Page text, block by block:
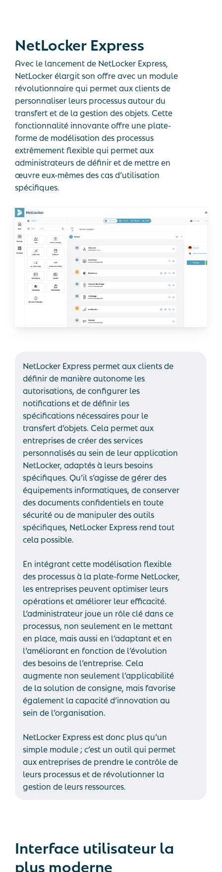
NetLocker Express
Avec le lancement de NetLocker Express,
NetLocker élargit son offre avec un module
révolutionnaire qui permet aux clients de
personnaliser leurs processus autour du
transfert et de la gestion des objets. Cette
fonctionnalité innovante offre une plate-
forme de modélisation des processus
extrêmement flexible qui permet aux
administrateurs de définir et de mettre en
œuvre eux-mêmes des cas d’utilisation
spécifiques.
NetLocker Express permet aux clients de
définir de manière autonome les
autorisations, de configurer les
notifications et de définir les
spécifications nécessaires pour le
transfert d’objets. Cela permet aux
entreprises de créer des services
personnalisés au sein de leur application
NetLocker, adaptés à leurs besoins
spécifiques. Qu’il s’agisse de gérer des
équipements informatiques, de conserver
des documents confidentiels en toute
sécurité ou de manipuler des outils
spécifiques, NetLocker Express rend tout
cela possible.
En intégrant cette modélisation flexible
des processus à la plate-forme NetLocker,
les entreprises peuvent optimiser leurs
opérations et améliorer leur efficacité.
L’administrateur joue un rôle clé dans ce
processus, non seulement en le mettant
en place, mais aussi en l’adaptant et en
l’améliorant en fonction de l’évolution
des besoins de l’entreprise. Cela
augmente non seulement l’applicabilité
de la solution de consigne, mais favorise
également la capacité d’innovation au
sein de l’organisation.
NetLocker Express est donc plus qu’un
simple module ; c’est un outil qui permet
aux entreprises de prendre le contrôle de
leurs processus et de révolutionner la
gestion de leurs ressources.
Interface utilisateur la
plus moderne